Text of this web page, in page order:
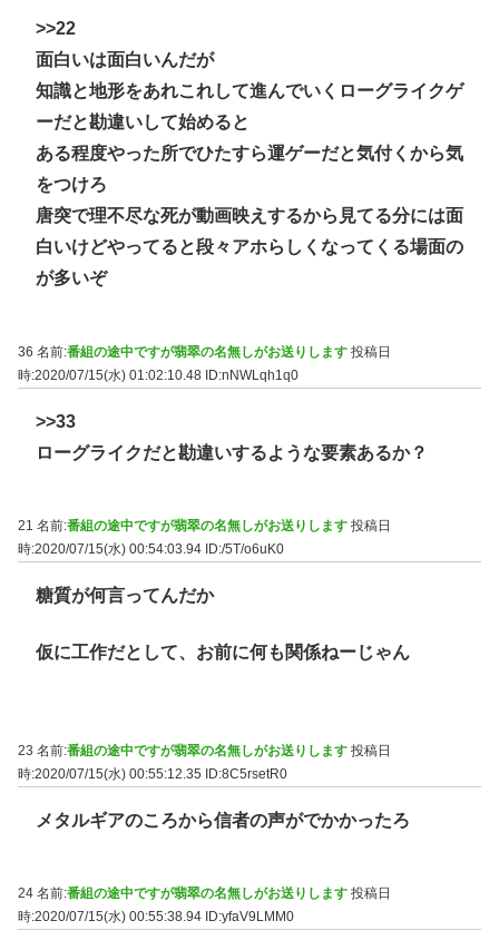
>>22
面白いは面白いんだが
知識と地形をあれこれして進んでいくローグライクゲ
ーだと勘違いして始めると
ある程度やった所でひたすら運ゲーだと気付くから気
をつけろ
唐突で理不尽な死が動画映えするから見てる分には面
白いけどやってると段々アホらしくなってくる場面の
が多いぞ
36 名前:番組の途中ですが翡翠の名無しがお送りします 投稿日
時:2020/07/15(水) 01:02:10.48 ID:nNWLqh1q0
>>33
ローグライクだと勘違いするような要素あるか？
21 名前:番組の途中ですが翡翠の名無しがお送りします 投稿日
時:2020/07/15(水) 00:54:03.94 ID:/5T/o6uK0
糖質が何言ってんだか
仮に工作だとして、お前に何も関係ねーじゃん
23 名前:番組の途中ですが翡翠の名無しがお送りします 投稿日
時:2020/07/15(水) 00:55:12.35 ID:8C5rsetR0
メタルギアのころから信者の声がでかかったろ
24 名前:番組の途中ですが翡翠の名無しがお送りします 投稿日
時:2020/07/15(水) 00:55:38.94 ID:yfaV9LMM0